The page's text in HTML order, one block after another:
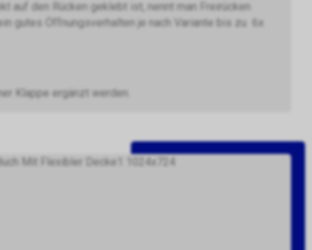
auf den Rücken geklebt ist, nennt man Freirücken
gutes Öffnungsverhalten je nach Variante bis zu 6x
Klappe ergänzt werden.